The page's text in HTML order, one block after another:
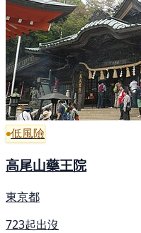
低風險
高尾山藥王院
東京都
723起出沒